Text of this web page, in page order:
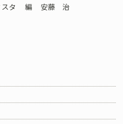
タ 編
安藤 治